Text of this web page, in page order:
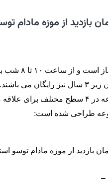
بازدید از موزه مادام
این موزه هر روز باز
بازدید برای کودکان زیر ۳ سال نیز رایگان
ورودی این مجموعه در ۴ سطح مختلف برای
طراحی شده است: